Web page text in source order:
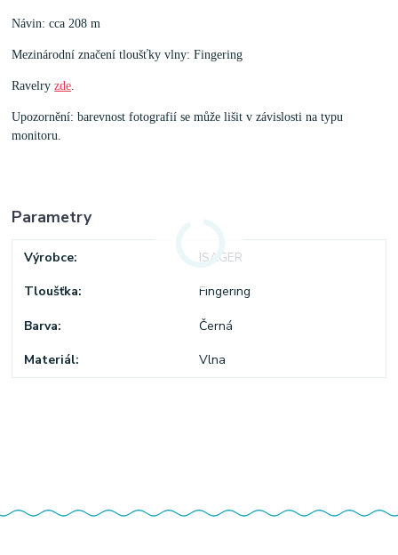
Návin: cca 208 m
Mezinárodní značení tloušťky vlny: Fingering
Ravelryzde
Upozornění: barevnost fotografií se může lišit v závislosti na typu
monitoru.
Parametry
Výrobce ISAGER
Tloušťka Fingering
Barva Černá
Materiál Vlna